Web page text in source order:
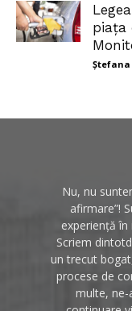
piața
Nu, nu
afirmare”!
experiență în
Scriem
un trecut
procese de
multe, ne-